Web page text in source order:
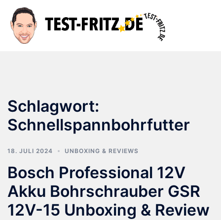
Inhalt
springen
Schlagwort:
Schnellspannbohrfutter
18. JULI 2024 UNBOXING & REVIEWS
Bosch Professional 12V
Akku Bohrschrauber GSR
12V-15 Unboxing & Review